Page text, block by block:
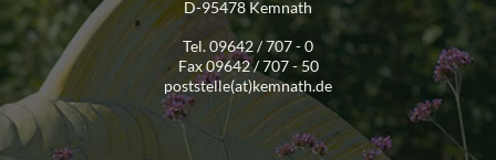
D-95478 Kemnath
Tel. 09642 / 707 - 0
Fax 09642 / 707 - 50
poststelle(at)kemnath.de